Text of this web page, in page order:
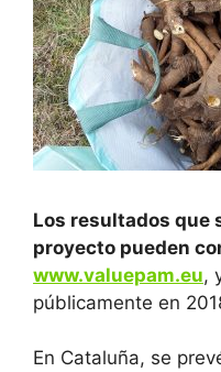
Los resultados que
proyecto pueden
www.valuepam.eu,
públicamente en
En Cataluña, se